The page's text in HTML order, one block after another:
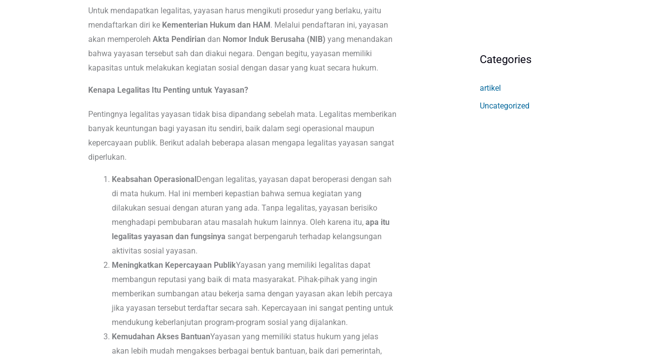
Untuk mendapatkan legalitas, yayasan harus mengikuti prosedur yang berlaku, yaitu
mendaftarkan diri ke Kementerian Hukum dan HAM . Melalui pendaftaran ini, yayasan
akan memperoleh Akta Pendirian dan Nomor Induk Berusaha (NIB) yang menandakan
bahwa yayasan tersebut sah dan diakui negara. Dengan begitu, yayasan memiliki
kapasitas untuk melakukan kegiatan sosial dengan dasar yang kuat secara hukum.
Kenapa Legalitas Itu Penting untuk Yayasan?
Pentingnya legalitas yayasan tidak bisa dipandang sebelah mata. Legalitas memberikan
banyak keuntungan bagi yayasan itu sendiri, baik dalam segi operasional maupun
kepercayaan publik. Berikut adalah beberapa alasan mengapa legalitas yayasan sangat
diperlukan.
Keabsahan Operasional Dengan legalitas, yayasan dapat beroperasi dengan sah
di mata hukum. Hal ini memberi kepastian bahwa semua kegiatan yang
dilakukan sesuai dengan aturan yang ada. Tanpa legalitas, yayasan berisiko
menghadapi pembubaran atau masalah hukum lainnya. Oleh karena itu, apa itu
legalitas yayasan dan fungsinya sangat berpengaruh terhadap kelangsungan
aktivitas sosial yayasan.
Meningkatkan Kepercayaan PublikYayasan yang memiliki legalitas dapat
membangun reputasi yang baik di mata masyarakat. Pihak-pihak yang ingin
memberikan sumbangan atau bekerja sama dengan yayasan akan lebih percaya
jika yayasan tersebut terdaftar secara sah. Kepercayaan ini sangat penting untuk
mendukung keberlanjutan program-program sosial yang dijalankan.
Kemudahan Akses BantuanYayasan yang memiliki status hukum yang jelas
akan lebih mudah mengakses berbagai bentuk bantuan, baik dari pemerintah,
Categories
artikel
Uncategorized